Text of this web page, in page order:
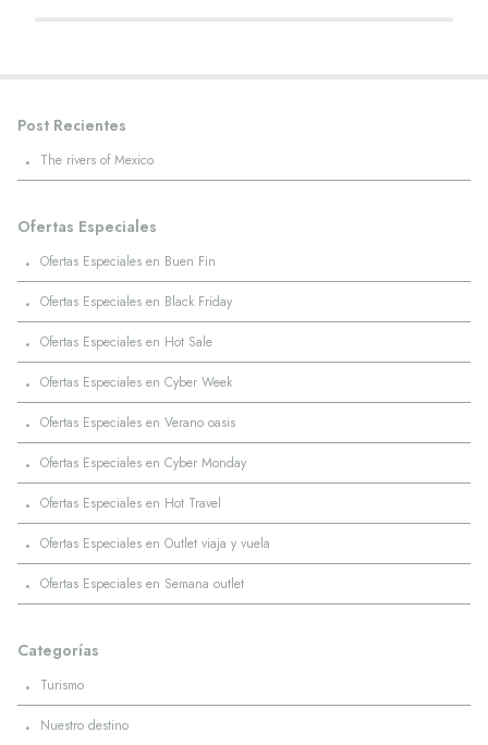
Post Recientes
· The rivers of Mexico
Ofertas Especiales
· Ofertas Especiales en Buen Fin
· Ofertas Especiales en Black Friday
· Ofertas Especiales en Hot Sale
· Ofertas Especiales en Cyber Week
· Ofertas Especiales en Verano oasis
· Ofertas Especiales en Cyber Monday
· Ofertas Especiales en Hot Travel
· Ofertas Especiales en Outlet viaja y vuela
· Ofertas Especiales en Semana outlet
Categorías
· Turismo
· Nuestro destino